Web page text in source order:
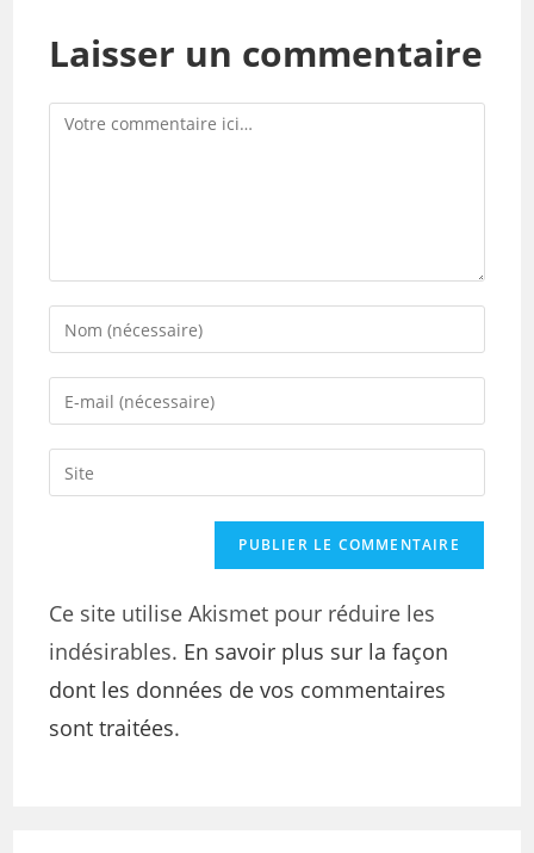
Laisser un commentaire
Ce site utilise Akismet pour réduire les
indésirables. En savoir plus sur la façon
dont les données de vos commentaires
sont traitées.